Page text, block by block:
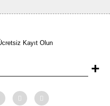
Kayıt Olun
+